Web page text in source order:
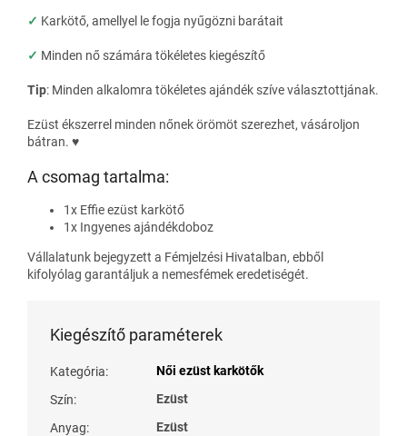
✓ Karkötő, amellyel le fogja nyűgözni barátait
✓ Minden nő számára tökéletes kiegészítő
Tip: Minden alkalomra tökéletes ajándék szíve választottjának.
Ezüst ékszerrel minden nőnek örömöt szerezhet, vásároljon
bátran. ♥
A csomag tartalma:
1x Effieezüst karkötő
1x Ingyenes ajándékdoboz
Vállalatunk bejegyzett a Fémjelzési Hivatalban, ebből
kifolyólag garantáljuk a nemesfémek eredetiségét.
Kiegészítő paraméterek
Kategória:
Női ezüst karkötők
Szín:
Ezüst
Anyag:
Ezüst